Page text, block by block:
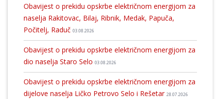
Obavijest o prekidu opskrbe električnom energijom za
naselja Rakitovac, Bilaj, Ribnik, Medak, Papuča,
Počitelj, Raduč 03.08.2026
Obavijest o prekidu opskrbe električnom energijom za
dio naselja Staro Selo 03.08.2026
Obavijest o prekidu opskrbe električnom energijom za
dijelove naselja Ličko Petrovo Selo i Rešetar 28.07.2026